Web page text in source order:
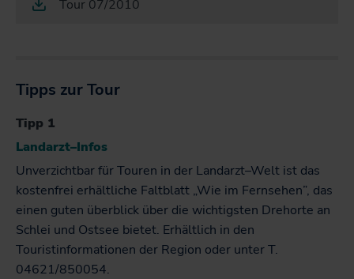
Tour 07/2010
Tipps zur Tour
Tipp 1
Landarzt–Infos
Unverzichtbar für Touren in der Landarzt–Welt ist das
kostenfrei erhältliche Faltblatt „Wie im Fernsehen”, das
einen guten überblick über die wichtigsten Drehorte an
Schlei und Ostsee bietet. Erhältlich in den
Touristinformationen der Region oder unter T.
04621/850054.